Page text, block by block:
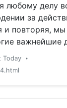
любому делу
за
и повторяя, мы
важнейшие
не
мыслей"
Today •